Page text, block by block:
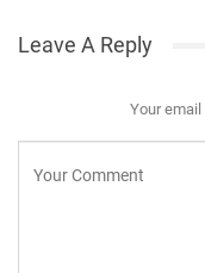
Leave A Reply
Your